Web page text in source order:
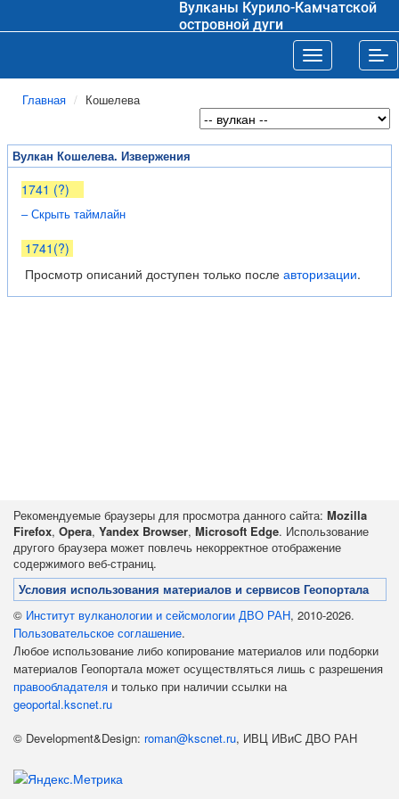
Вулканы Курило-Камчатской
островной дуги
Toggle
Главная Кошелева
Вулкан Кошелева. Извержения
1741 (?)
– Скрыть таймлайн
1741(?)
Просмотр описаний доступен только после авторизации.
Рекомендуемые браузеры для просмотра данного сайта: Mozilla
Firefox, Opera, Yandex Browser, Microsoft Edge. Использование
другого браузера может повлечь некорректное отображение
содержимого веб-страниц.
Условия использования материалов и сервисов Геопортала
© Институт вулканологии и сейсмологии ДВО РАН, 2010-2026.
Пользовательское соглашение.
Любое использование либо копирование материалов или подборки
материалов Геопортала может осуществляться лишь с разрешения
правообладателя и только при наличии ссылки на
geoportal.kscnet.ru
© Development&Design: roman@kscnet.ru, ИВЦ ИВиС ДВО РАН